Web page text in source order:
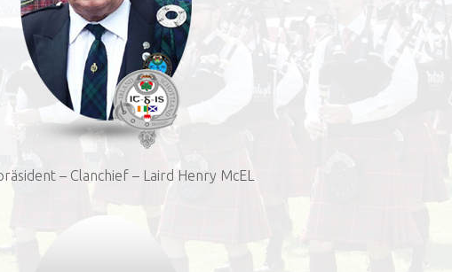
– Clanchief – Laird Henry McEL